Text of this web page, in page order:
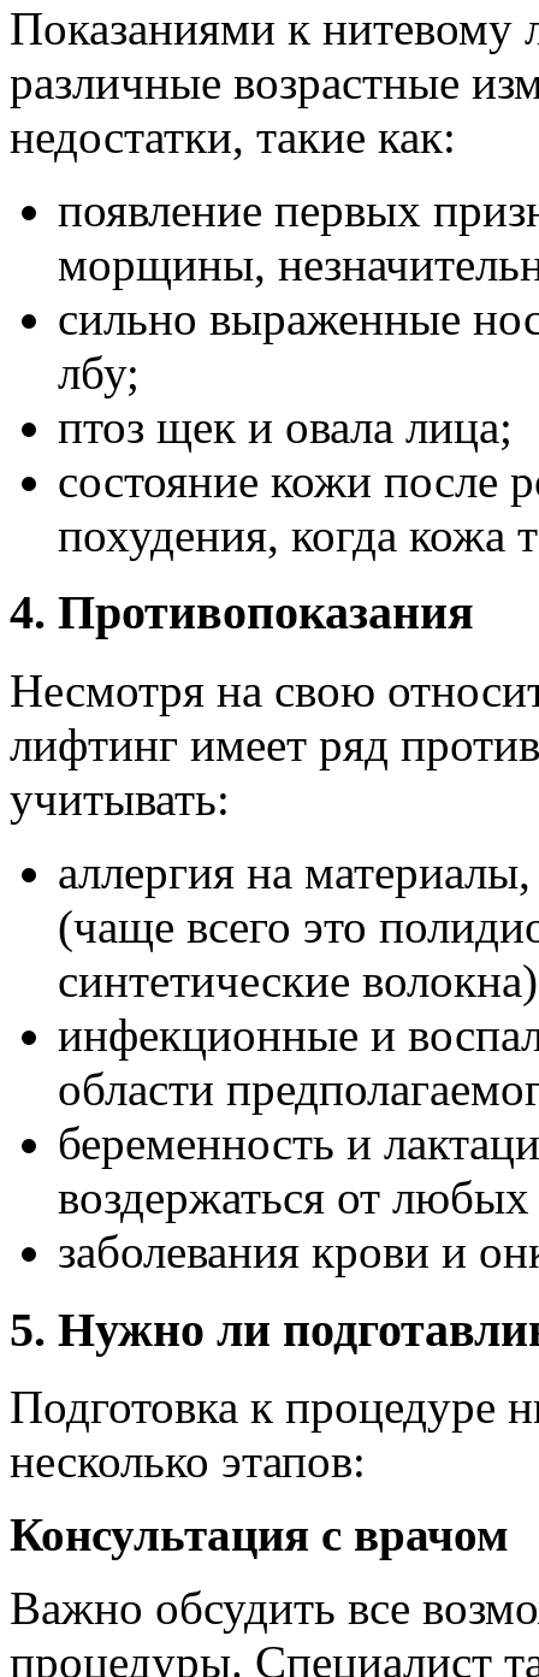
Показаниями к нитевому
различные возрастные
недостатки, такие как:
появление первых
морщины,
сильно выраженные
лбу;
птоз щек и овала лица;
состояние кожи после
похудения, когда кожа
4. Противопоказания
Несмотря на свою
лифтинг имеет ряд
учитывать:
аллергия на
(чаще всего это
синтетические
инфекционные и
области
беременность и
воздержаться от
заболевания крови и
5. Нужно ли
Подготовка к процедуре
несколько этапов:
Консультация с врачом
Важно обсудить все
процедуры. Специалист